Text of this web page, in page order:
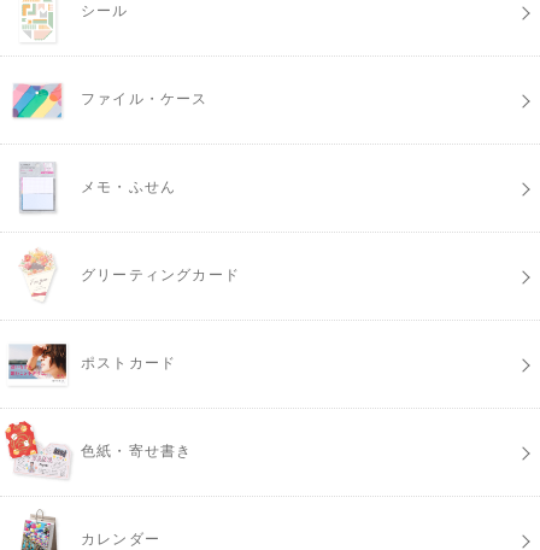
シール
ファイル・ケース
メモ・ふせん
グリーティングカード
ポストカード
色紙・寄せ書き
カレンダー